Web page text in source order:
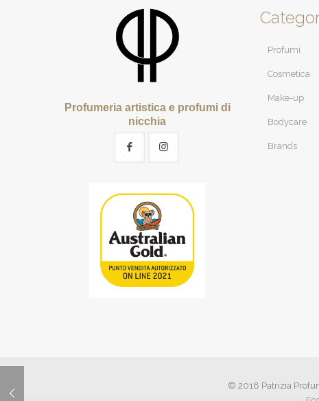
Profumeria artistica e profumi di
nicchia
Profumi
Cosmetica
Make-up
Bodycare
Brands
© 2018 Patrizia